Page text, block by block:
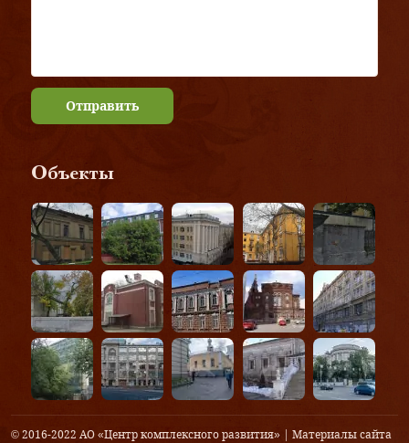
Отправить
Объекты
© 2016-2022 АО «Центр комплексного развития» | Материалы сайта